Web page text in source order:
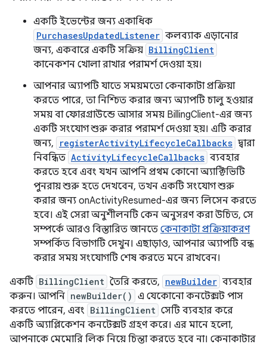
একটি ইভেন্টের জন্য একাধিক
PurchasesUpdatedListener কলব্যাক এড়ানোর
জন্য, একবারে একটি সক্রিয় BillingClient
কানেকশন খোলা রাখার পরামর্শ দেওয়া হয়।
আপনার অ্যাপটি যাতে সময়মতো কেনাকাটা প্রক্রিয়া
করতে পারে, তা নিশ্চিত করার জন্য অ্যাপটি চালু হওয়ার
সময় বা ফোরগ্রাউন্ডে আসার সময় BillingClient-এর জন্য
একটি সংযোগ শুরু করার পরামর্শ দেওয়া হয়। এটি করার
জন্য,
registerActivityLifecycleCallbacks দ্বারা
নিবন্ধিত ActivityLifecycleCallbacks ব্যবহার
করতে হবে এবং যখন আপনি প্রথম কোনো অ্যাক্টিভিটি
পুনরায় শুরু হতে দেখবেন, তখন একটি সংযোগ শুরু
করার জন্য onActivityResumed-এর জন্য লিসেন করতে
হবে। এই সেরা অনুশীলনটি কেন অনুসরণ করা উচিত, সে
সম্পর্কে আরও বিস্তারিত জানতে কেনাকাটা প্রক্রিয়াকরণ
সম্পর্কিত বিভাগটি দেখুন। এছাড়াও, আপনার অ্যাপটি বন্ধ
করার সময় সংযোগটি শেষ করতে মনে রাখবেন।
একটি BillingClient তৈরি করতে, newBuilder ব্যবহার
করুন। আপনি newBuilder() এ যেকোনো কনটেক্সট পাস
করতে পারেন, এবং BillingClient সেটি ব্যবহার করে
একটি অ্যাপ্লিকেশন কনটেক্সট গ্রহণ করে। এর মানে হলো,
আপনাকে মেমোরি লিক নিয়ে চিন্তা করতে হবে না। কেনাকাটার